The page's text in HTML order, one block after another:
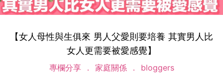
【女人母性與生俱來 男人父愛則要培養 其實男人比
女人更需要被愛感覺】
專欄分享 家庭關係 bloggers